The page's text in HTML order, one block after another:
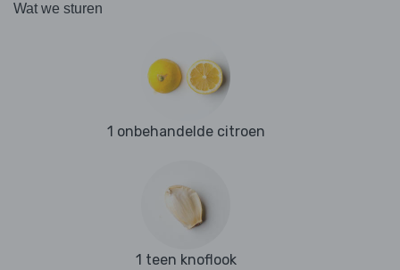
Wat we sturen
1 onbehandelde citroen
1 teen knoflook